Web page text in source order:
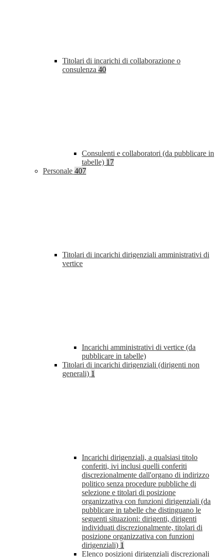
Titolari di incarichi di collaborazione o
consulenza 40
Consulenti e collaboratori (da pubblicare in
tabelle) 17
Personale 407
Titolari di incarichi dirigenziali amministrativi di
vertice
Incarichi amministrativi di vertice (da
pubblicare in tabelle)
Titolari di incarichi dirigenziali (dirigenti non
generali) 1
Incarichi dirigenziali, a qualsiasi titolo
conferiti, ivi inclusi quelli conferiti
discrezionalmente dall'organo di indirizzo
politico senza procedure pubbliche di
selezione e titolari di posizione
organizzativa con funzioni dirigenziali (da
pubblicare in tabelle che distinguano le
seguenti situazioni: dirigenti, dirigenti
individuati discrezionalmente, titolari di
posizione organizzativa con funzioni
dirigenziali) 1
Elenco posizioni dirigenziali discrezionali